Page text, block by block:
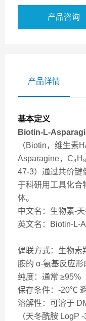
产品咨询
产品详情
基本定义
Biotin-L-
（Biotin，维生素
Asparagine，
47-3）通过共价键
于科研用工具化合
体。
中文名：生物素-
英文名：Biotin-L-
偶联方式：生物素
胺的 α-氨基反应
纯度：通常 ≥95%
保存条件：-20℃
溶解性：可溶于
（天冬酰胺 LogP